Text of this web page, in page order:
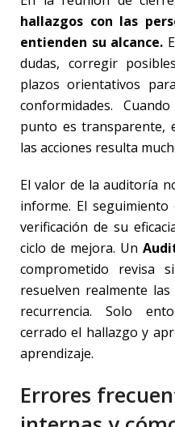
hallazgos con las
entienden su alcance.
dudas, corregir
plazos orientativos
conformidades.
punto es transparente,
las acciones resulta
El valor de la auditoría
informe. El seguimiento
verificación de su
ciclo de mejora. Un
comprometido revisa
resuelven realmente
recurrencia. Solo
cerrado el hallazgo y
aprendizaje.
Errores